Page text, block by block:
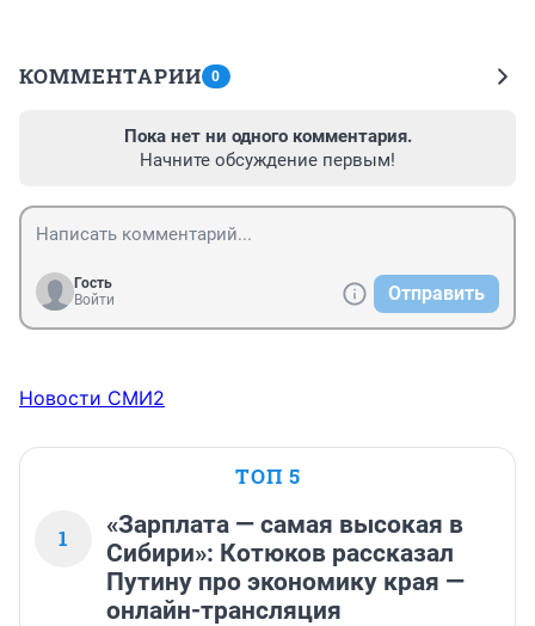
КОММЕНТАРИИ 0
Пока нет ни одного комментария.
Начните обсуждение первым!
Гость
Войти
Отправить
Новости СМИ2
ТОП 5
1
«Зарплата — самая высокая в
Сибири»: Котюков рассказал
Путину про экономику края —
онлайн-трансляция